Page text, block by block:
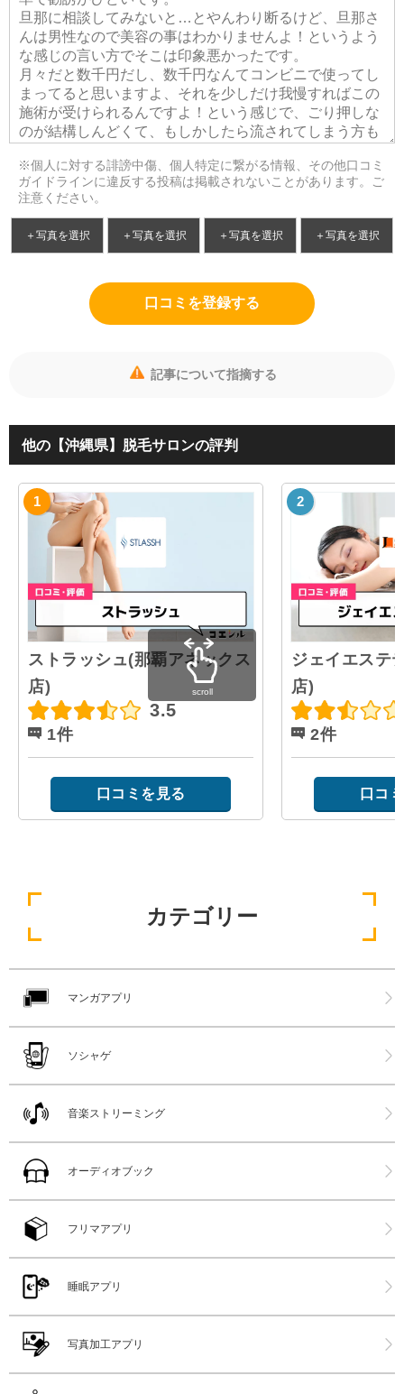
※個人に対する誹謗中傷、個人特定に繋がる情報、その他口コミ
ガイドラインに違反する投稿は掲載されないことがあります。ご
注意ください。
＋写真を選択 ＋写真を選択 ＋写真を選択 ＋写真を選択
口コミを登録する
記事について指摘する
他の【沖縄県】脱毛サロンの評判
ストラッシュ(那覇アネックス
店)
3.5
1件
口コミを見る
ジェイエステ
店)
2件
口コ
scroll
カテゴリー
マンガアプリ
ソシャゲ
音楽ストリーミング
オーディオブック
フリマアプリ
睡眠アプリ
写真加工アプリ